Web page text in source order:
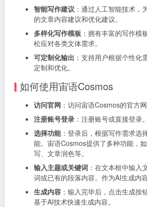
智能写作建议 ：通过人工智能技术，
的文章内容建议和优化建议。
多样化写作模板 ：拥有丰富的写作模
松应对各类文体需求。
可定制化输出 ：支持用户根据个性化
定制和优化。
如何使用宙语Cosmos
访问官网 ：访问宙语Cosmos的官方网
注册账号登录 ：注册账号或直接登录。
选择功能：登录后，根据写作需求选
能。宙语Cosmos提供了多种功能，
写、文章润色等。
输入主题或关键词 ：在文本框中输入
词或已有的段落内容。作为AI生成内
生成内容 ：输入完毕后，点击生成按
基于AI技术快速生成内容。